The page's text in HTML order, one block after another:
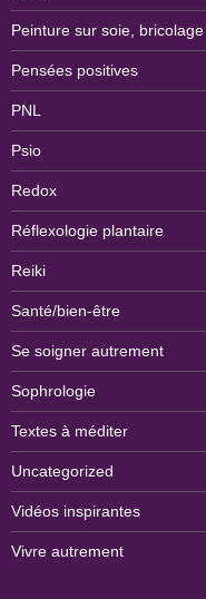
Peinture sur soie, bricolage
Pensées positives
PNL
Psio
Redox
Réflexologie plantaire
Reiki
Santé/bien-être
Se soigner autrement
Sophrologie
Textes à méditer
Uncategorized
Vidéos inspirantes
Vivre autrement